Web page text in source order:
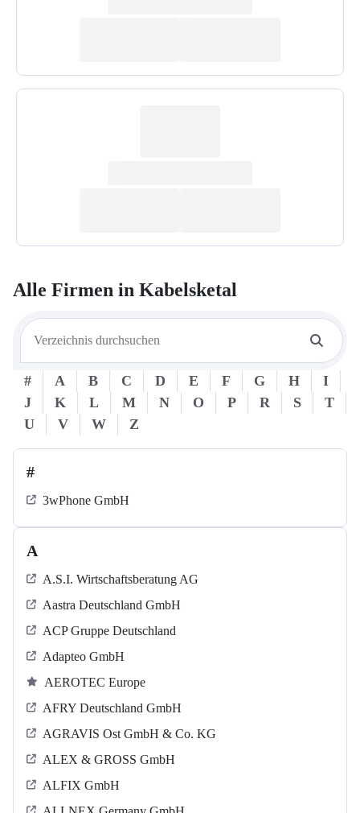
Alle Firmen in Kabelsketal
# A B C D E F G H
I
J
K L M N O P R S
T
U
V W Z
#
3wPhone GmbH
A
A.S.I. Wirtschaftsberatung AG
Aastra Deutschland GmbH
ACP Gruppe Deutschland
Adapteo GmbH
AEROTEC Europe
AFRY Deutschland GmbH
AGRAVIS Ost GmbH & Co. KG
ALEX & GROSS GmbH
ALFIX GmbH